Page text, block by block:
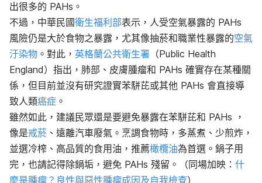
出很多的 PAHs。
不過，中華民國衛生福利部表示，人受空氣暴露的 PAHs
風險仍是大於食物之暴露，尤其像抽菸和職業性暴露的空氣
汙染物 。對此， 英格蘭公共衛生署 （Public Health
England）指出，肺部、皮膚腫瘤和 PAHs 確實存在某種關
係，但目前並沒有研究證實苯駢芘或其他 PAHs 會直接導
致人類癌症 。
雖然如此，建議民眾還是要避免暴露在苯駢芘和 PAHs ，
像是戒菸 、遠離汽車廢氣。烹調食物時，多蒸煮、少煎炸，
並選冷榨、高品質的食用油，推薦橄欖油為首選。鍋子用
完，也請記得除鍋垢，避免 PAHs 殘留。
（同場加映： 什
麼是腫瘤？良性與惡性腫瘤成因及自我檢查）